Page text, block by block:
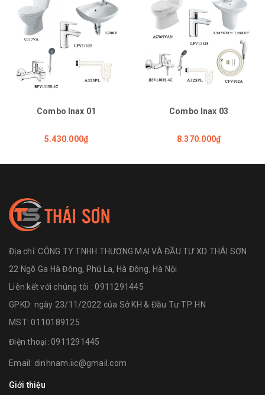
Combo Inax 01
5.430.000₫
Combo Inax 03
8.370.000₫
Địa chỉ:CÔNG TY TNHH THƯƠNG MẠI VÀ ĐẦU TƯ XD THÁI SƠN
22 Ngõ Ga Hà Đông, Phú La, Hà Đông, Hà Nội
Liên kết với chúng tôi : 0911291445
GPKD: ngày 23/11/2022 của Sở KH & Đầu Tư TP. HN
MST: 0110189125
Điện thoại: 0911291445
Email: dinhnam.iic@gmail.com
Giới thiệu